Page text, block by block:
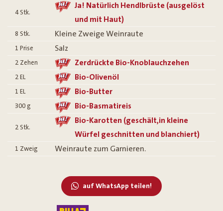
4 Stk.
Ja! Natürlich Hendlbrüste (ausgelöst
und mit Haut)
8 Stk. Kleine Zweige Weinraute
1 Prise Salz
2 Zehen Zerdrückte Bio-Knoblauchzehen
2 EL Bio-Olivenöl
1 EL Bio-Butter
300 g Bio-Basmatireis
2 Stk.
Bio-Karotten (geschält,in kleine
Würfel geschnitten und blanchiert)
1 Zweig Weinraute zum Garnieren.
auf WhatsApp teilen!